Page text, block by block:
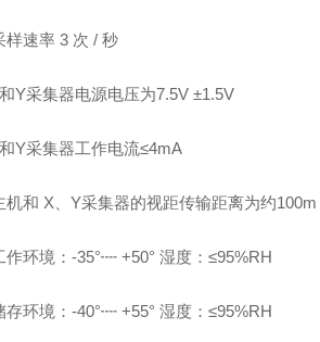
速率3 次 / 秒
Y采集器电源电压为7.5V ±1.5V
Y采集器工作电流≤4mA
和 X Y采集器的视距传输距离为约100m
环境： -35°┉+50° 湿度：≤95%RH
环境： -40°┉+55° 湿度：≤95%RH